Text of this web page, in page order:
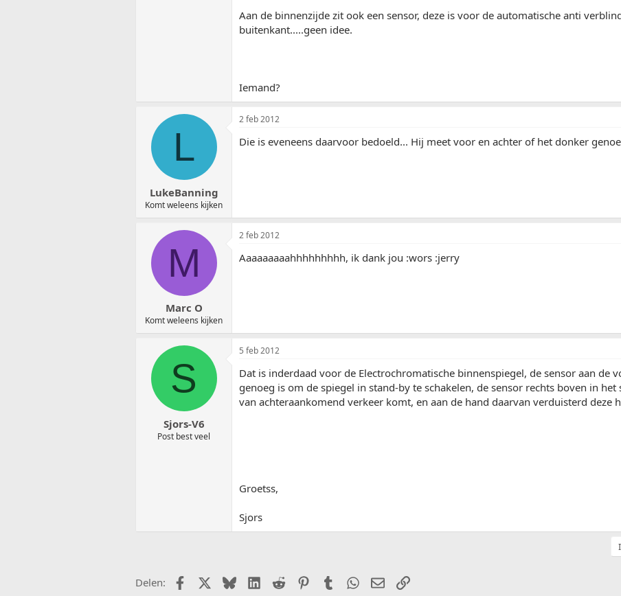
Aan de binnenzijde zit ook een sensor, deze is voor de automatische anti
buitenkant.....geen idee.
Iemand?
L
LukeBanning
Komt weleens kijken
2 feb 2012
Die is eveneens daarvoor bedoeld... Hij meet voor en achter of het donker
M
Marc O
Komt weleens kijken
2 feb 2012
Aaaaaaaaahhhhhhhhh, ik dank jou :wors :jerry
S
Sjors-V6
Post best veel
5 feb 2012
Dat is inderdaad voor de Electrochromatische binnenspiegel, de sensor aan de
genoeg is om de spiegel in stand-by te schakelen, de sensor rechts boven in
van achteraankomend verkeer komt, en aan de hand daarvan verduisterd deze
Groetss,
Sjors
Delen: FacebookX (Twitter)
BlueskyLinkedIn
Reddit PinterestTumblr WhatsApp
E-mailLink